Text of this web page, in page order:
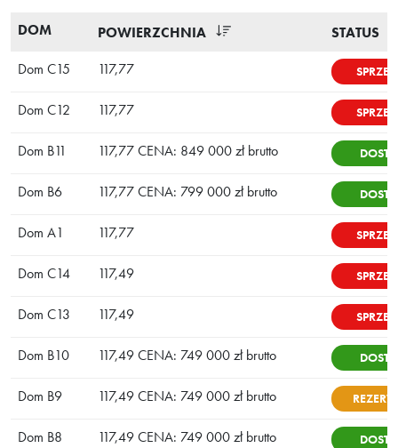
DOM POWIERZCHNIA
STATUS
Dom C15
117,77
Dom C12 117,77
Dom B11 117,77 CENA: 849 000 zł brutto
Dom B6 117,77 CENA: 799 000 zł brutto
Dom A1 117,77
Dom C14 117,49
Dom C13 117,49
Dom B10 117,49 CENA: 749 000 zł brutto
Dom B9 117,49 CENA: 749 000 zł brutto
Dom B8 117,49 CENA: 749 000 zł brutto